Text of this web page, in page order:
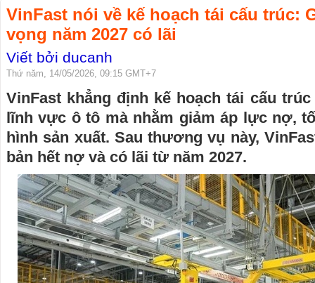
VinFast nói về kế hoạch tái cấu trúc:
vọng năm 2027 có lãi
Viết bởi ducanh
Thứ năm, 14/05/2026, 09:15 GMT+7
VinFast khẳng định kế hoạch tái cấu
lĩnh vực ô tô mà nhằm giảm áp lực nợ,
hình sản xuất. Sau thương vụ này,
bản hết nợ và có lãi từ năm 2027.